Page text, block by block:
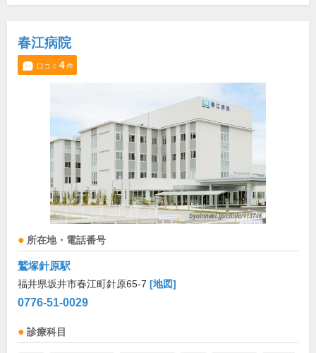
春江病院
口コミ 4件
所在地・電話番号
鷲塚針原駅
福井県坂井市春江町針原65-7 [地図]
0776-51-0029
診療科目